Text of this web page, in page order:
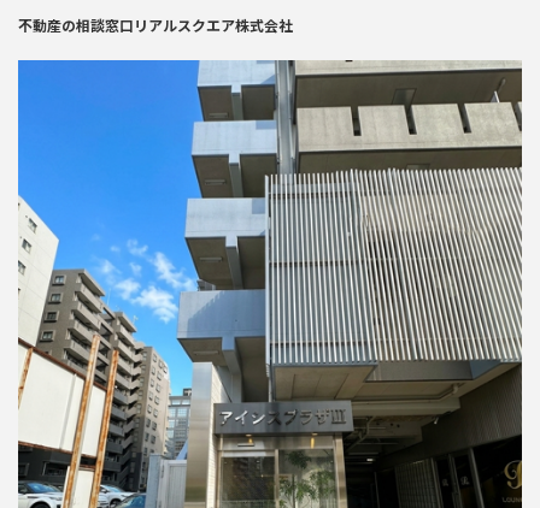
不動産の相談窓口リアルスクエア株式会社